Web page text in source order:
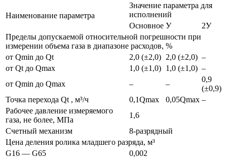
Наименование параметра
Значение параметра для
исполнений
Основное У
2У
Пределы допускаемой относительной погрешности при
измерении объема газа в диапазоне расходов, %
от Qmin до Qt
2,0 (±2,0) 2,0 (±2,0) –
от Qt до Qmax
1,0 (±1,0) 1,0 (±1,0) –
от Qmin до Qmax
– –
0,9
(±0,9)
Точка перехода Qt , м³/ч
0,1Qmax 0,05Qmax –
Рабочее давление измеряемого
газа, не более, МПа
1,6
Счетный механизм
8-разрядный
Цена деления ролика младшего разряда, м³
G16 — G65
0,002